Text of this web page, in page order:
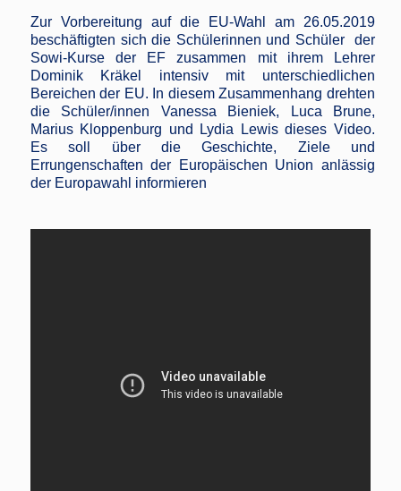
Zur Vorbereitung auf die EU-Wahl am 26.05.2019
beschäftigten sich die Schülerinnen und Schüler der
Sowi-Kurse der EF zusammen mit ihrem Lehrer
Dominik Kräkel intensiv mit unterschiedlichen
Bereichen der EU. In diesem Zusammenhang drehten
die Schüler/innen Vanessa Bieniek, Luca Brune,
Marius Kloppenburg und Lydia Lewis dieses Video.
Es soll über die Geschichte, Ziele und
Errungenschaften der Europäischen Union anlässig
der Europawahl informieren